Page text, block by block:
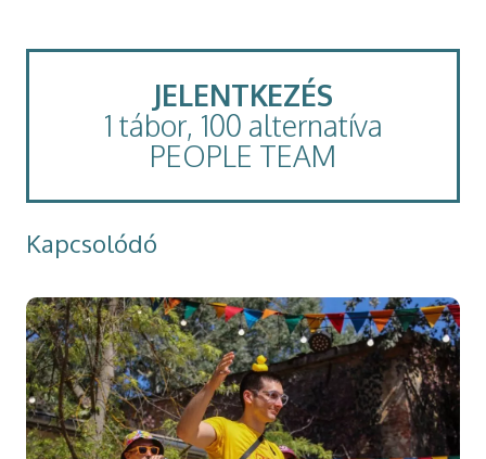
JELENTKEZÉS
1 tábor, 100 alternatíva
PEOPLE TEAM
Kapcsolódó